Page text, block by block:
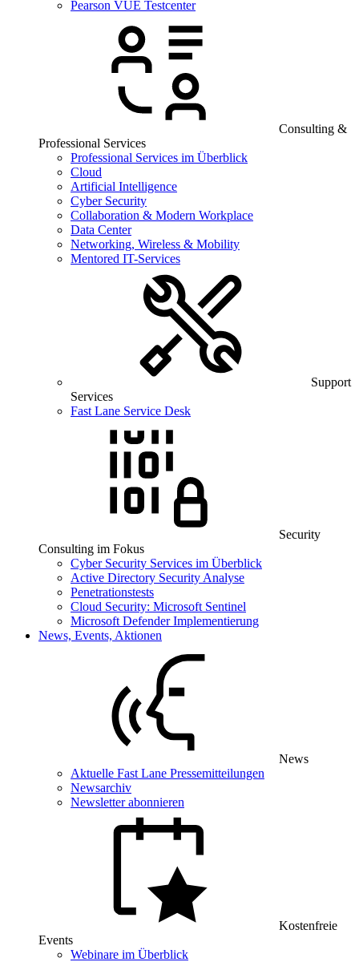
Pearson VUE Testcenter
Consulting &
Professional Services
Professional Services im Überblick
Cloud
Artificial Intelligence
Cyber Security
Collaboration & Modern Workplace
Data Center
Networking, Wireless & Mobility
Mentored IT-Services
Support
Services
Fast Lane Service Desk
Security
Consulting im Fokus
Cyber Security Services im Überblick
Active Directory Security Analyse
Penetrationstests
Cloud Security: Microsoft Sentinel
Microsoft Defender Implementierung
News, Events, Aktionen
News
Aktuelle Fast Lane Pressemitteilungen
Newsarchiv
Newsletter abonnieren
Kostenfreie
Events
Webinare im Überblick